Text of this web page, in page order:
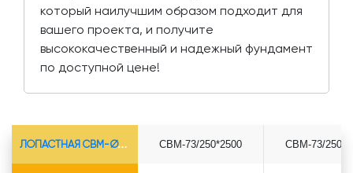
который наилучшим образом подходит для
вашего проекта, и получите
высококачественный и надежный фундамент
по доступной цене!
ЛОПАСТНАЯ СВМ-Ø73*5.5 СВМ-73/250*2500 СВМ-73/